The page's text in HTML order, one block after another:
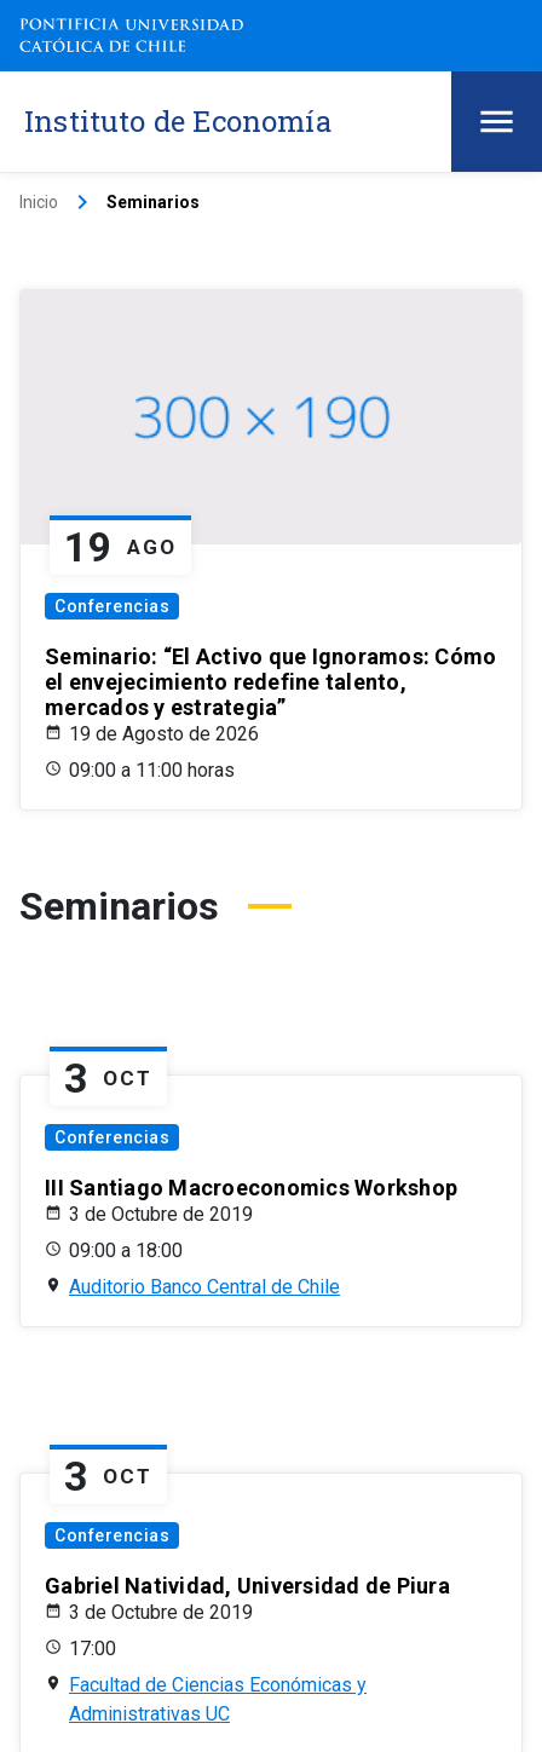
Instituto de Economía
Inicio keyboard_arrow_right Seminarios
19 AGO
Conferencias
Seminario: “El Activo que Ignoramos: Cómo
el envejecimiento redefine talento,
mercados y estrategia”
19 de Agosto de 2026
09:00 a 11:00 horas
Seminarios
3 OCT
Conferencias
III Santiago Macroeconomics Workshop
3 de Octubre de 2019
09:00 a 18:00
Auditorio Banco Central de Chile
3 OCT
Conferencias
Gabriel Natividad, Universidad de Piura
3 de Octubre de 2019
17:00
Facultad de Ciencias Económicas y
Administrativas UC